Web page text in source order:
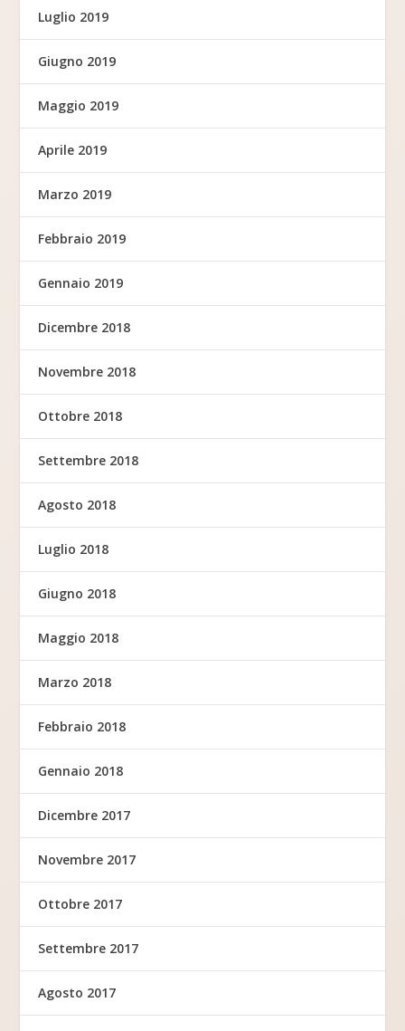
Luglio 2019
Giugno 2019
Maggio 2019
Aprile 2019
Marzo 2019
Febbraio 2019
Gennaio 2019
Dicembre 2018
Novembre 2018
Ottobre 2018
Settembre 2018
Agosto 2018
Luglio 2018
Giugno 2018
Maggio 2018
Marzo 2018
Febbraio 2018
Gennaio 2018
Dicembre 2017
Novembre 2017
Ottobre 2017
Settembre 2017
Agosto 2017